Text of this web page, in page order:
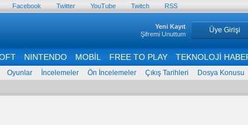
Facebook Twitter YouTube Twitch RSS
Üye Girişi
Yeni Kayıt
Şifremi Unuttum
NINTENDO MOBİL FREE TO PLAY TEKNOLOJİ
Oyunlar İncelemeler Ön İncelemeler Çıkış Tarihleri Dosya Konusu